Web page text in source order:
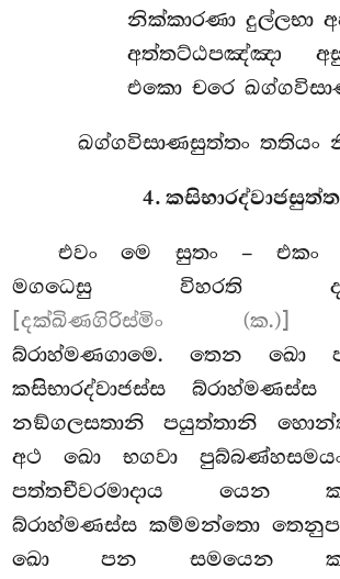
නික්කාරණා දුල්ලභා
අත්තට්ඨපඤ්ඤා
එකො චරෙ
ඛග්ගවිසාණසුත්තං තතියං
4.
එවංමෙ සුතං – එකං
මගධෙසු විහරති
[දක්ඛිණගිරිස්මිං (ක.)]
බ්රාහ්මණගාමෙ. තෙන ඛො
කසිභාරද්වාජස්ස
නඞ්ගලසතානි පයුත්තානි
අථ ඛො භගවා පුබ්බණ්හසමයං
පත්තචීවරමාදාය යෙන
බ්රාහ්මණස්ස කම්මන්තො
ඛො පන සමයෙන